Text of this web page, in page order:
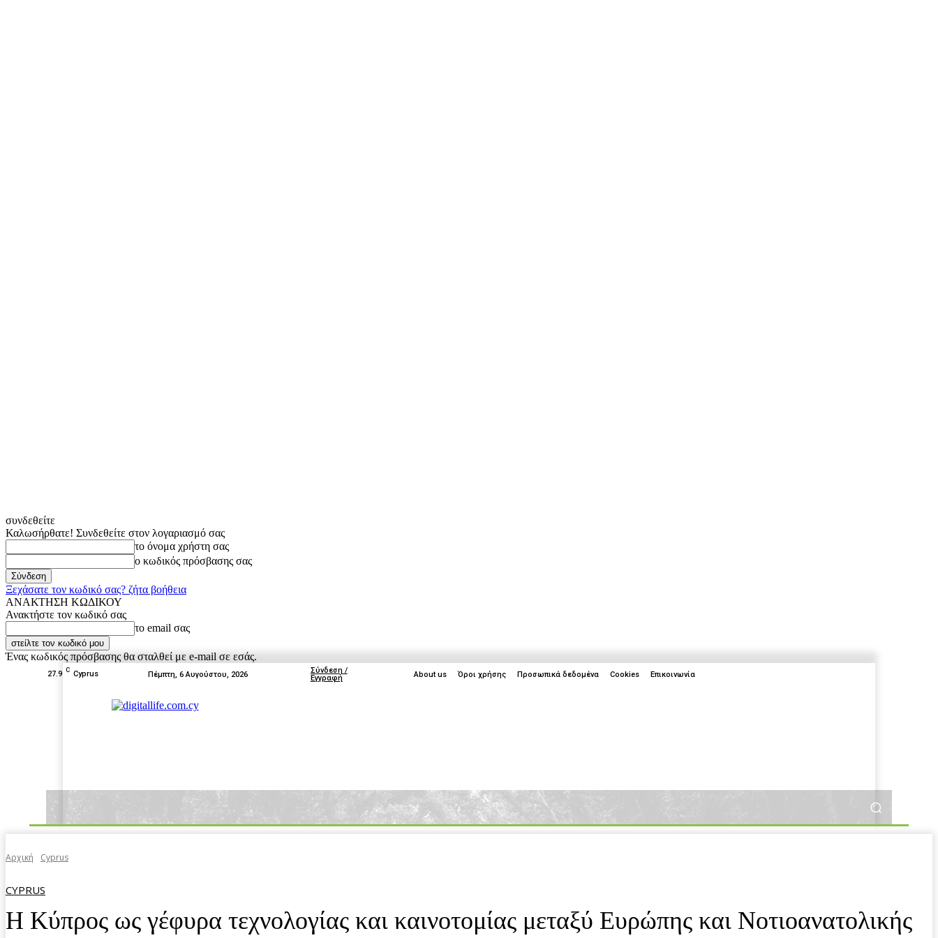
συνδεθείτε
Καλωσήρθατε! Συνδεθείτε στον λογαριασμό σας
το όνομα χρήστη σας
ο κωδικός πρόσβασης σας
Ξεχάσατε τον κωδικό σας? ζήτα βοήθεια
ΑΝΑΚΤΗΣΗ ΚΩΔΙΚΟΥ
Ανακτήστε τον κωδικό σας
το email σας
Ένας κωδικός πρόσβασης θα σταλθεί με e-mail σε εσάς.
27.9 C Cyprus Πέμπτη, 6 Αυγούστου, 2026
Σύνδεση /
Εγγραφή
About us Όροι χρήσης Προσωπικά δεδομένα Cookies Επικοινωνία
Tests Box Office Life Gaming TV Cyprus IFA 2025 More
Αρχική Cyprus
CYPRUS
Η Κύπρος ως γέφυρα τεχνολογίας και καινοτομίας μεταξύ Ευρώπης και Νοτιοανατολικής